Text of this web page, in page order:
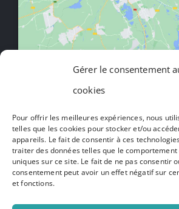
Gérer le consentement
cookies
Pour offrir les meilleures expériences, nous
telles que les cookies pour stocker et/ou
appareils. Le fait de consentir à ces
traiter des données telles que le comportement
uniques sur ce site. Le fait de ne pas consentir
consentement peut avoir un effet négatif sur
et fonctions.
Mentions légales
Politique de confidentialité